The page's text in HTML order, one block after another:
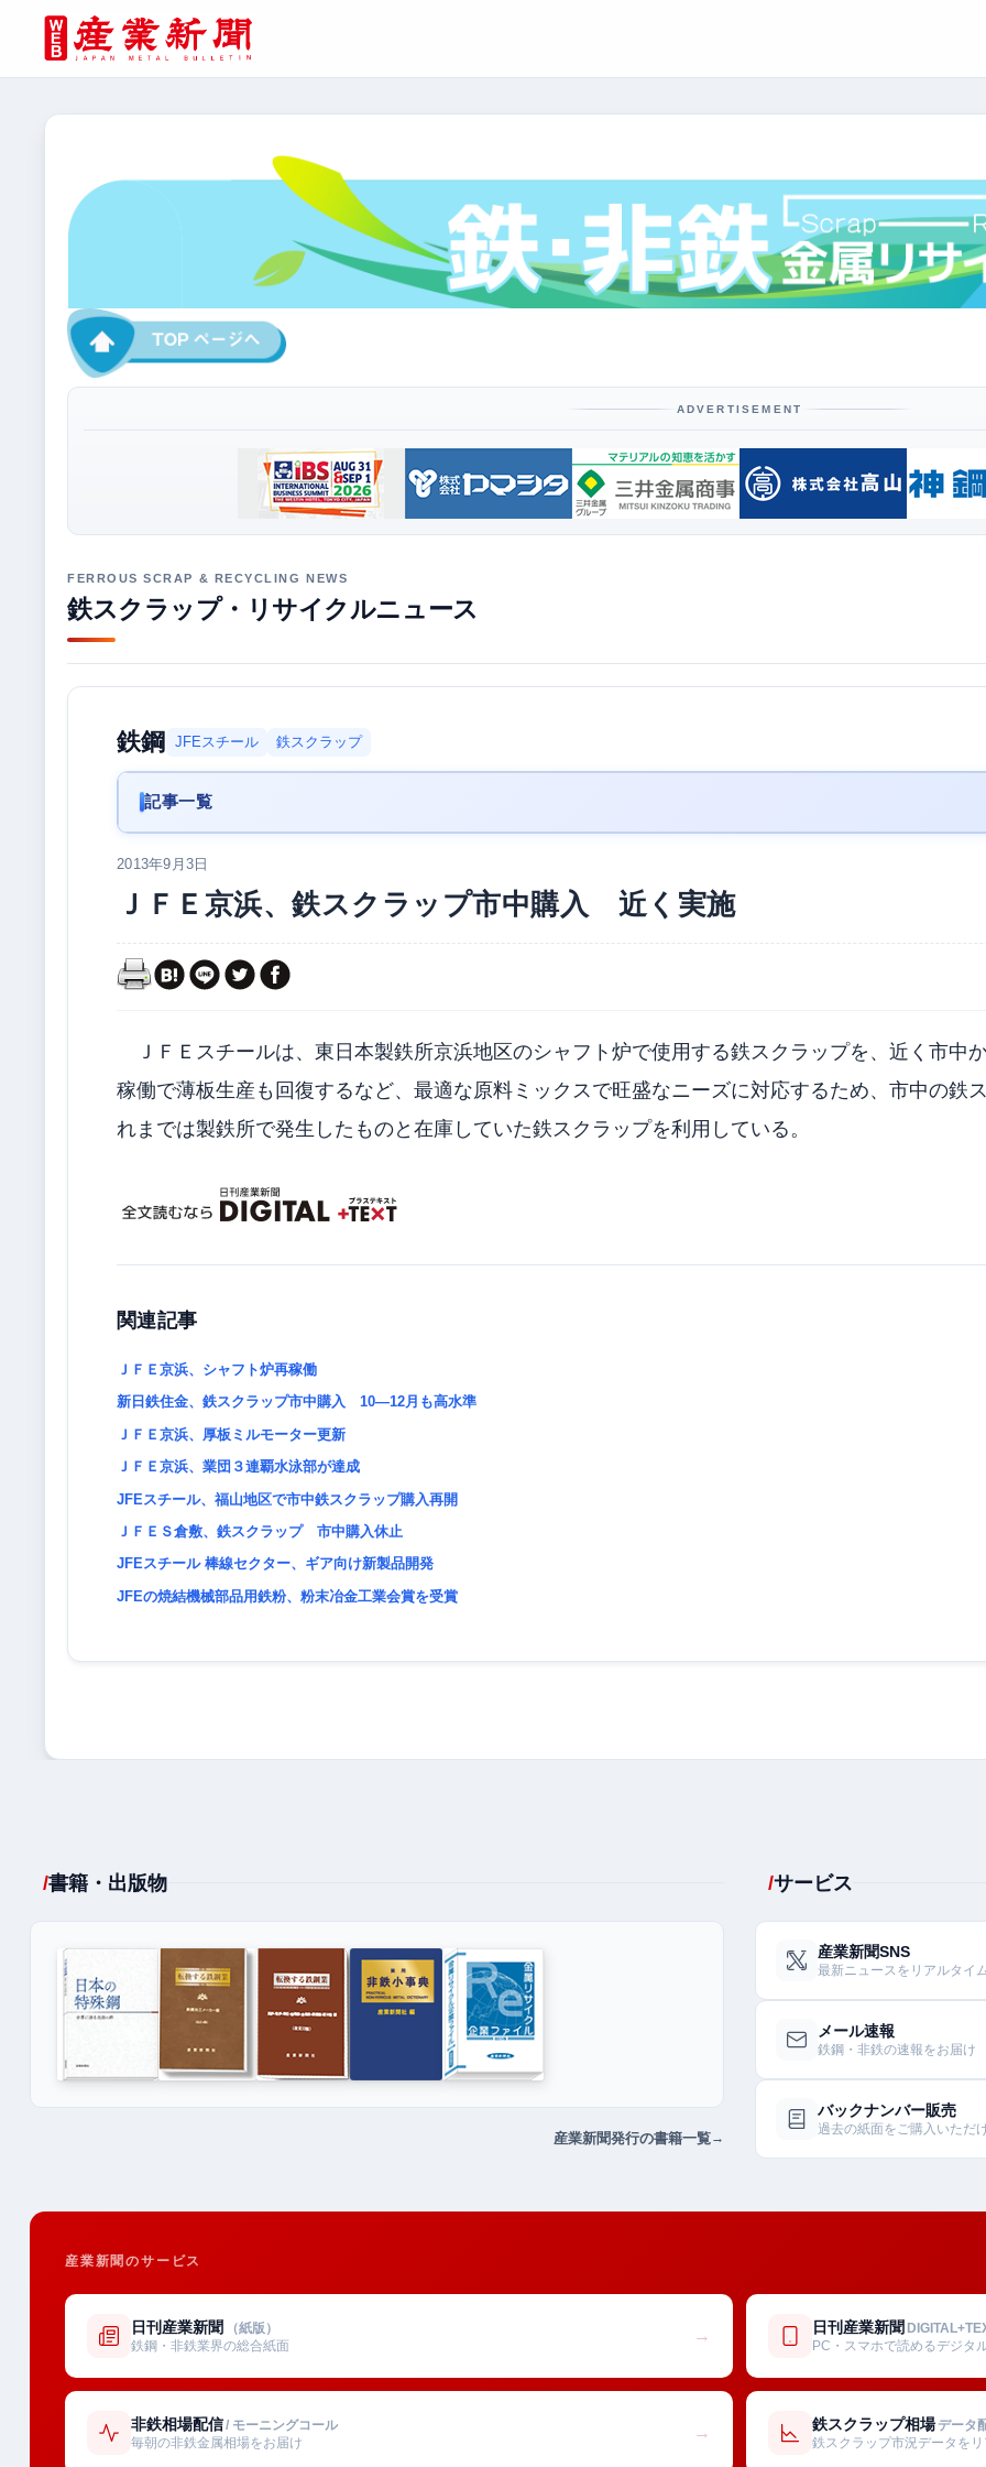
ADVERTISEMENT
鉄スクラップ・リサイクルニュース
鉄鋼 JFEスチール 鉄スクラップ
記事一覧
2013年9月3日
ＪＦＥ京浜、鉄スクラップ市中購入 近く実施
ＪＦＥスチールは、東日本製鉄所京浜地区のシャフト炉で使用する鉄スクラップを、近く市中
稼働で薄板生産も回復するなど、最適な原料ミックスで旺盛なニーズに対応するため、市中の鉄
れまでは製鉄所で発生したものと在庫していた鉄スクラップを利用している。
関連記事
ＪＦＥ京浜、シャフト炉再稼働
新日鉄住金、鉄スクラップ市中購入 10―12月も高水準
ＪＦＥ京浜、厚板ミルモーター更新
ＪＦＥ京浜、業団３連覇水泳部が達成
JFEスチール、福山地区で市中鉄スクラップ購入再開
ＪＦＥＳ倉敷、鉄スクラップ 市中購入休止
JFEスチール 棒線セクター、ギア向け新製品開発
JFEの焼結機械部品用鉄粉、粉末冶金工業会賞を受賞
書籍・出版物
産業新聞発行の書籍一覧
サービス
産業新聞SNS
最新ニュースをリアルタイ
メール速報
鉄鋼・非鉄の速報をお届け
バックナンバー販売
過去の紙面をご購入いただ
産業新聞のサービス
日刊産業新聞 （紙版）
鉄鋼・非鉄業界の総合紙面
→ 日刊産業新聞
PC・スマホで読めるデジタ
非鉄相場配信/ モーニングコール
毎朝の非鉄金属相場をお届け
→ 鉄スクラップ相場 データ
鉄スクラップ市況データを